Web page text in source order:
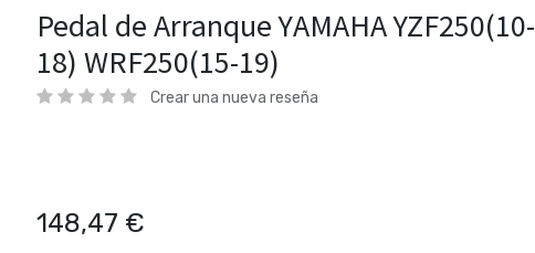
Pedal de Arranque YAMAHA YZF250(10-
18) WRF250(15-19)
Crear una nueva reseña
148,47 €